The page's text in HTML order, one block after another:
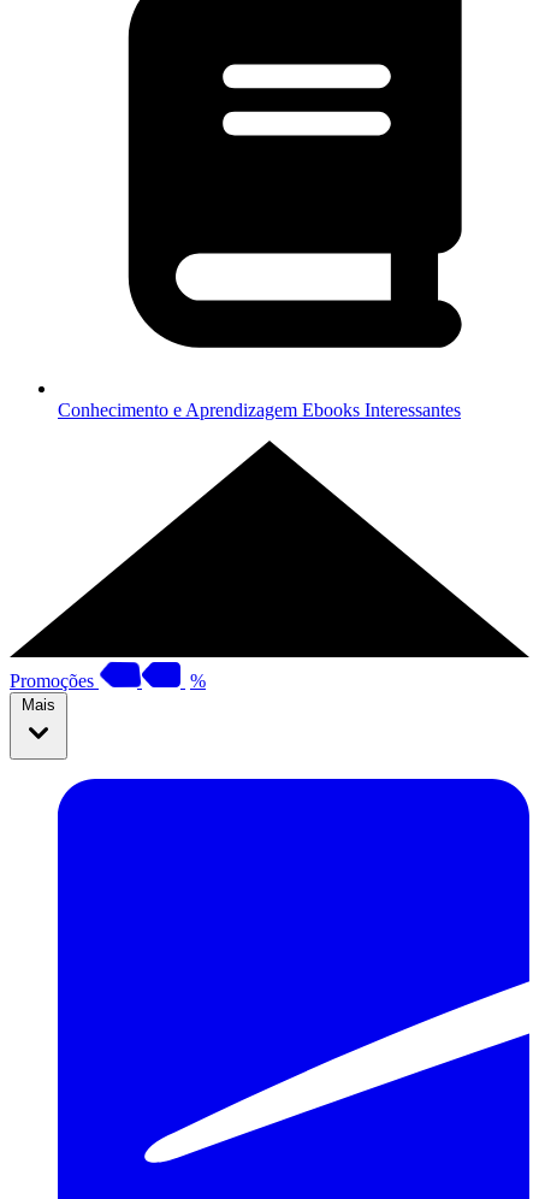
Conhecimento e Aprendizagem Ebooks Interessantes
Promoções %
Mais